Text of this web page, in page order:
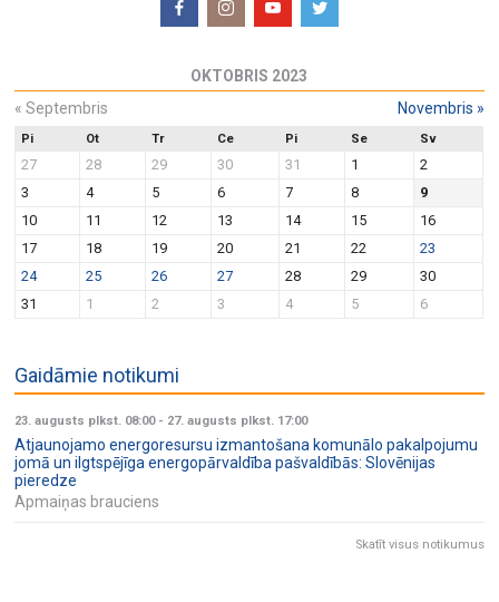
OKTOBRIS 2023
« Septembris Novembris »
Pi Ot Tr Ce Pi Se Sv
27 28 29 30 31 1
2
3
4 5 6 7 8
9
10
11 12 13 14 15
16
17
18 19 20 21 22
23
24
25 26 27 28 29
30
31
1 2 3 4 5 6
Gaidāmie notikumi
23. augusts plkst. 08:00- 27. augusts plkst. 17:00
Atjaunojamo energoresursu izmantošana komunālo pakalpojumu
jomā un ilgtspējīga energopārvaldība pašvaldībās: Slovēnijas
pieredze
Apmaiņas brauciens
Skatīt visus notikumus